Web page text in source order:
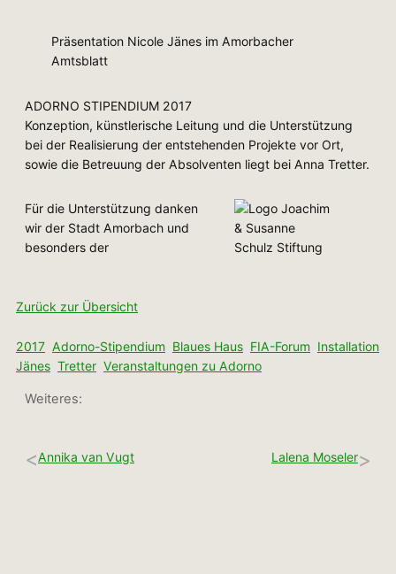
Präsentation Nicole Jänes im Amorbacher
Amtsblatt
ADORNO STIPENDIUM 2017
Konzeption, künstlerische Leitung und die Unterstützung
bei der Realisierung der entstehenden Projekte vor Ort,
sowie die Betreuung der Absolventen liegt bei Anna Tretter.
Für die Unterstützung danken
wir der Stadt Amorbach und
besonders der
Zurück zur Übersicht
2017 Adorno-Stipendium Blaues Haus FIA-Forum Installation
Jänes Tretter Veranstaltungen zu Adorno
Weiteres:
<Annika van Vugt Lalena Moseler>